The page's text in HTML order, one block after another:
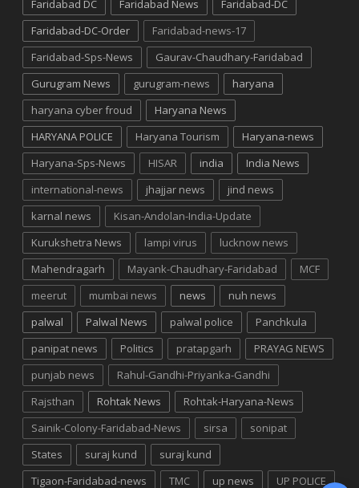
Faridabad DC
Faridabad News
Faridabad-DC
Faridabad-DC-Order
Faridabad-news-17
Faridabad-Sps-News
Gaurav-Chaudhary-Faridabad
Gurugram News
gurugram-news
haryana
haryana cyber froud
Haryana News
HARYANA POLICE
Haryana Tourism
Haryana-news
Haryana-Sps-News
HISAR india
India News
international-news
jhajjar news
jind news
karnal news
Kisan-Andolan-India-Update
Kurukshetra News
lampi virus
lucknow news
Mahendragarh
Mayank-Chaudhary-Faridabad
MCF
meerut
mumbai news news
nuh news
palwal
Palwal News palwal police
Panchkula
panipat news
Politics pratapgarh
PRAYAG NEWS
punjab news
Rahul-Gandhi-Priyanka-Gandhi
Rajsthan
Rohtak News
Rohtak-Haryana-News
Sainik-Colony-Faridabad-News
sirsa
sonipat
States
suraj kund
suraj kund
Tigaon-Faridabad-news
TMC up news UP POLICE